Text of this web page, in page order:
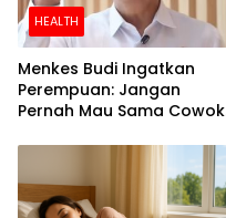
HEALTH
Menkes Budi Ingatkan
Perempuan: Jangan
Pernah Mau Sama Cowok